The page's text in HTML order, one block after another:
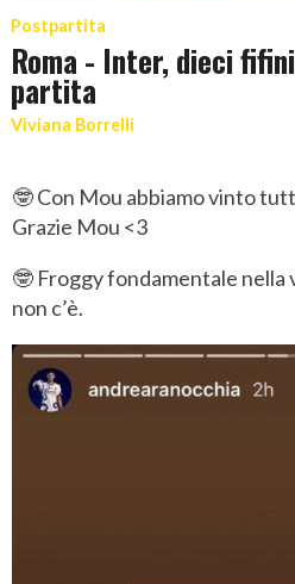
Postpartita
Roma - Inter, dieci
partita
Viviana Borrelli
🤓 Con Mou abbiamo vinto
Grazie Mou <3
🤓 Froggy fondamentale
non c’è.